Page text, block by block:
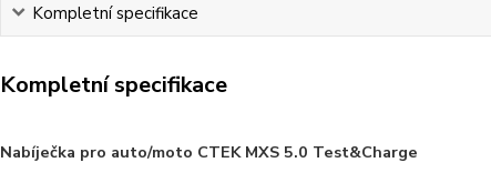
Kompletní specifikace
Kompletní specifikace
Nabíječka pro auto/moto CTEK MXS 5.0 Test&Charge